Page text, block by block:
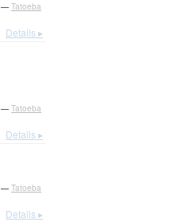
— Tatoeba
Details ▸
— Tatoeba
Details ▸
— Tatoeba
Details ▸